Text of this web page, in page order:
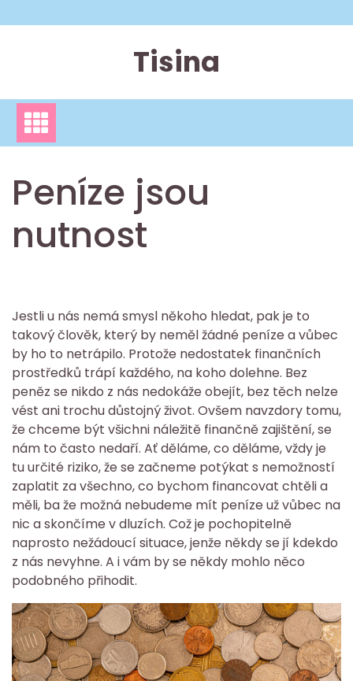
to
Tisina
Peníze jsou
nutnost
Jestli u nás nemá smysl někoho hledat, pak je to
takový člověk, který by neměl žádné peníze a vůbec
by ho to netrápilo. Protože nedostatek finančních
prostředků trápí každého, na koho dolehne. Bez
peněz se nikdo z nás nedokáže obejít, bez těch nelze
vést ani trochu důstojný život. Ovšem navzdory tomu,
že chceme být všichni náležitě finančně zajištění, se
nám to často nedaří. Ať děláme, co děláme, vždy je
tu určité riziko, že se začneme potýkat s nemožností
zaplatit za všechno, co bychom financovat chtěli a
měli, ba že možná nebudeme mít peníze už vůbec na
nic a skončíme v dluzích. Což je pochopitelně
naprosto nežádoucí situace, jenže někdy se jí kdekdo
z nás nevyhne. A i vám by se někdy mohlo něco
podobného přihodit.